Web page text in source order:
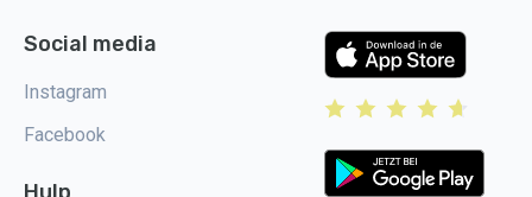
Social media
Instagram
Facebook